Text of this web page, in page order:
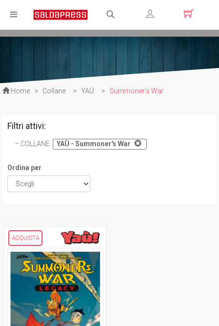
Registrati
Home > Collane > YAÙ > Summoner's War
Filtri attivi:
COLLANE: YAÙ - Summoner's War
Ordina per
ACQUISTA